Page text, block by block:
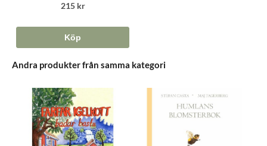
215 kr
Köp
Andra produkter från samma kategori